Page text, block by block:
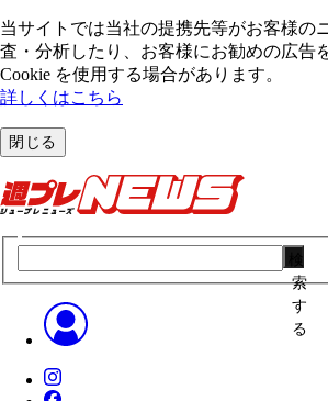
当サイトでは当社の提携先等がお客様の
査・分析したり、お客様にお勧めの広告
Cookie を使⽤する場合があります。
詳しくはこちら
閉じる
索
す
る